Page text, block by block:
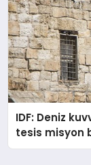
IDF: Deniz
tesis misyon